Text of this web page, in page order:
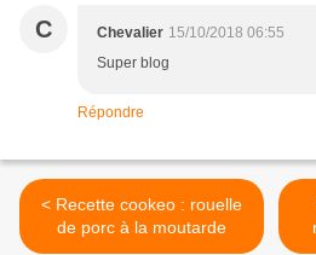
C Chevalier 15/10/2018 06:55
Super blog
Répondre
< Recette cookeo : rouelle
de porc à la moutarde